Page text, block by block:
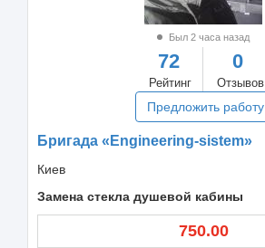
Был 2 часа назад
72
Рейтинг
0
Отзывов
Предложить работу
Бригада «Engineering-sistem»
Киев
Замена стекла душевой кабины
750.00